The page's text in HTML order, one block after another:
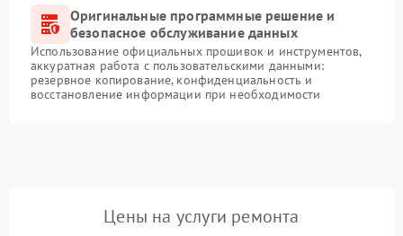
Оригинальные программные решение и
безопасное обслуживание данных
Использование официальных прошивок и инструментов,
аккуратная работа с пользовательскими данными:
резервное копирование, конфиденциальность и
восстановление информации при необходимости
Цены на услуги ремонта